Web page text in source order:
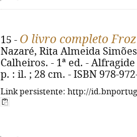
15 - O livro completo
Nazaré, Rita Almeida
Calheiros. - 1ª ed. -
p. : il. ; 28 cm. - ISBN 978-
Link persistente: http://